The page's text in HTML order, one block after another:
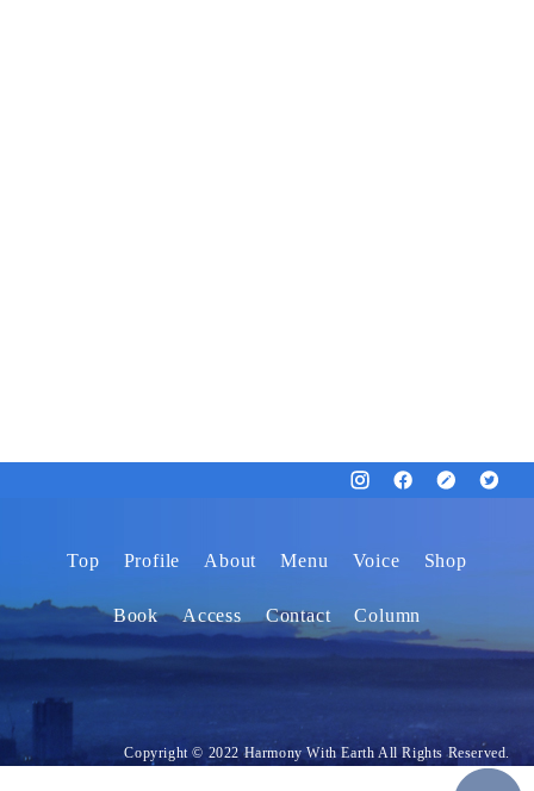
Top Profile About Menu Voice Shop
Book Access Contact Column
Copyright © 2022 Harmony With Earth All Rights Reserved.